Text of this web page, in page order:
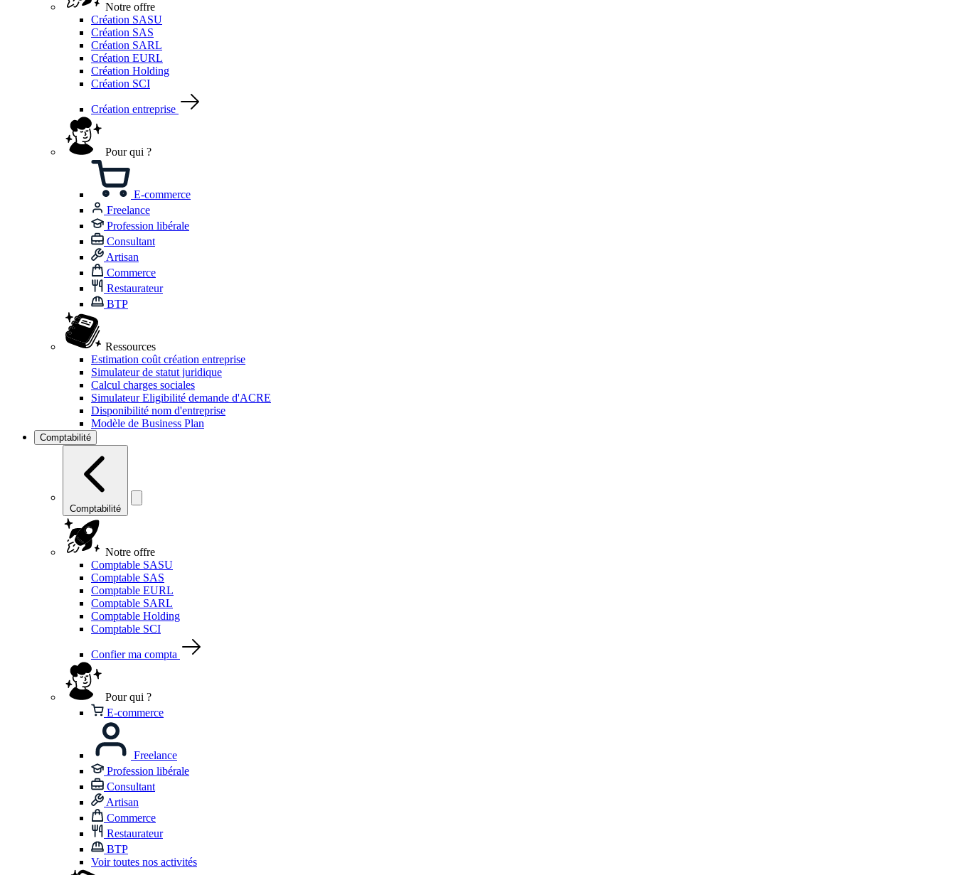
Notre offre
Création SASU
Création SAS
Création SARL
Création EURL
Création Holding
Création SCI
Création entreprise
Pour qui ?
E-commerce
Freelance
Profession libérale
Consultant
Artisan
Commerce
Restaurateur
BTP
Ressources
Estimation coût création entreprise
Simulateur de statut juridique
Calcul charges sociales
Simulateur Eligibilité demande d'ACRE
Disponibilité nom d'entreprise
Modèle de Business Plan
Comptabilité
Comptabilité
Notre offre
Comptable SASU
Comptable SAS
Comptable EURL
Comptable SARL
Comptable Holding
Comptable SCI
Confier ma compta
Pour qui ?
E-commerce
Freelance
Profession libérale
Consultant
Artisan
Commerce
Restaurateur
BTP
Voir toutes nos activités